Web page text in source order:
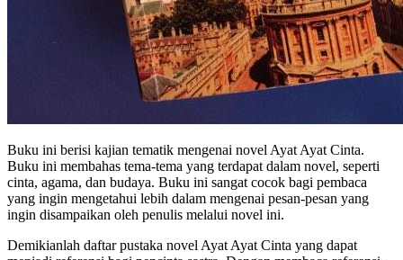
Buku ini berisi kajian tematik mengenai novel Ayat Ayat Cinta.
Buku ini membahas tema-tema yang terdapat dalam novel, seperti
cinta, agama, dan budaya. Buku ini sangat cocok bagi pembaca
yang ingin mengetahui lebih dalam mengenai pesan-pesan yang
ingin disampaikan oleh penulis melalui novel ini.
Demikianlah daftar pustaka novel Ayat Ayat Cinta yang dapat